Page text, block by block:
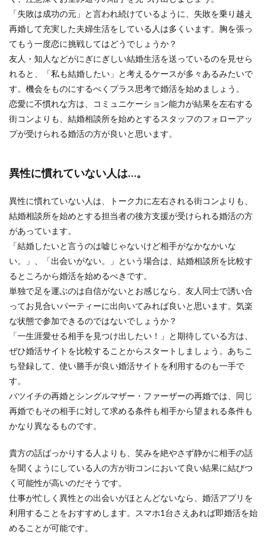
「失敗は成功の元」と言われ続けているように、失敗を乗り越え
再婚して充実した夫婦生活をしている人は多くいます。胸を張っ
てもう一度恋に挑戦してはどうでしょうか？
友人・知人などがにぎにぎしい結婚生活を送っているのを見せら
れると、「私も結婚したい」と考えるケースが多々あるみたいで
す。機会をものにするべくプラス思考で婚活を始めましょう。
恋愛に不慣れな方は、コミュニケーション能力が結果を左右する
街コンよりも、結婚相談所を始めとするスタッフのフォローアッ
プが受けられる婚活の方が良いと思います。
異性に慣れていない人は…。
異性に慣れていない人は、トーク力に左右される街コンよりも、
結婚相談所を始めとする担当者の後方支援が受けられる婚活の方
があっています。
「結婚したいと言うのは嘘じゃないけど相手がなかなかいな
い。」、「出会いがない。」という場合は、結婚相談所を比較す
るところから婚活を始めるべきです。
単独で足を運ぶのは自信がないとお感じなら、友人同士で誘い合
ってお見合いパーティーに出向いてみれば良いと思います。気楽
な状態で参加できるのではないでしょうか？
「一生涯愛せる相手を見つけ出したい！」と期待している方は、
ぜひ婚活サイトを比較することからスタートしましょう。あちこ
ち登録して、使い勝手が良い婚活サイトを利用するのも一手で
す。
バツイチの再婚とシングルマザー・ファーザーの再婚では、同じ
再婚でもその相手に対して求める条件も相手から望まれる条件も
かなり異なるものです。
貴方の話ばっかりする人よりも、笑みを絶やさず静かに相手の話
を聞くようにしている人の方が街コンにおいて良い結果に結びつ
く可能性が高いのだそうです。
仕事が忙しく異性との出会いがほとんどないなら、婚活アプリを
利用することをおすすめします。スマホ1台さえあれば即婚活を始
めることが可能です。